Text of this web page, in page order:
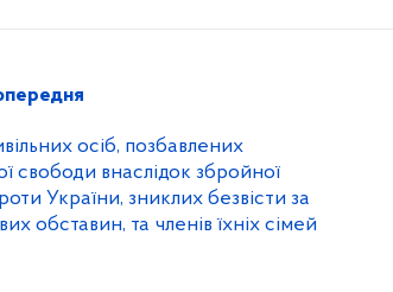
осіб, позбавлених
свободи внаслідок збройної
України, зниклих безвісти за
обставин, та членів їхніх сімей